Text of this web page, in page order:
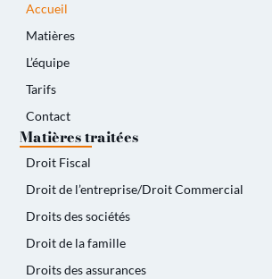
Accueil
Matières
L’équipe
Tarifs
Contact
Matières traitées
Droit Fiscal
Droit de l’entreprise/Droit Commercial
Droits des sociétés
Droit de la famille
Droits des assurances